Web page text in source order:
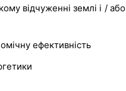
відчуженні землі і / або
ефективність